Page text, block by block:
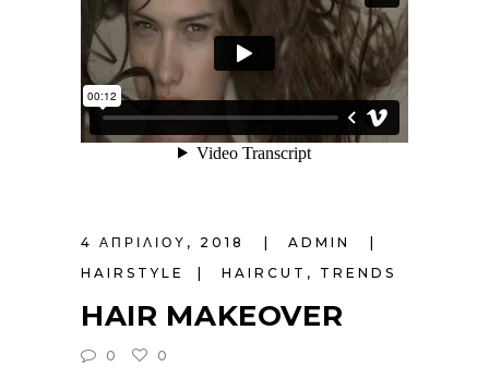
4 ΑΠΡΙΛΊΟΥ, 2018
ADMIN
HAIRSTYLE
HAIRCUT , TRENDS
HAIR MAKEOVER
0 0